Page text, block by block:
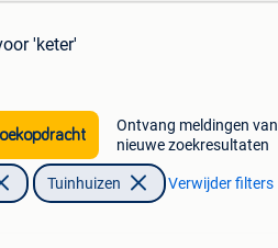
'keter'
Ontvang meldingen van
nieuwe zoekresultaten
Tuinhuizen Verwijder filters